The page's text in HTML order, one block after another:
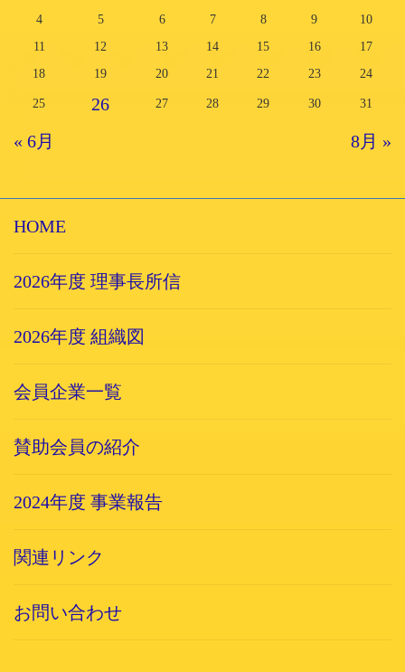
4
5 6 7 8 9
10
11
12 13 14 15 16
17
18
19 20 21 22 23 24
25 26 27 28 29 30 31
« 6月 8月 »
HOME
2026年度 理事長所信
2026年度 組織図
会員企業一覧
賛助会員の紹介
2024年度 事業報告
関連リンク
お問い合わせ